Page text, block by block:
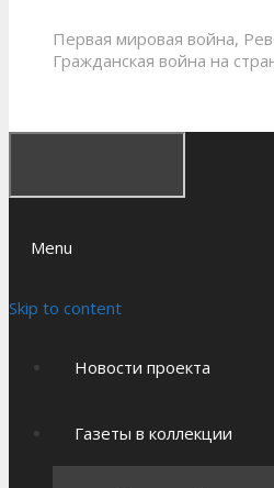
Первая мировая война,
Гражданская война на
Menu
Skip to content
Новости проекта
Газеты в коллекции